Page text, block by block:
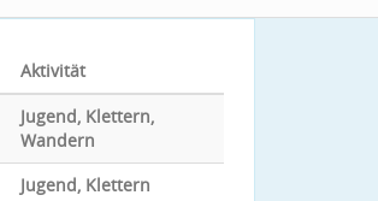
Aktivität
Jugend, Klettern,
Wandern
Jugend, Klettern